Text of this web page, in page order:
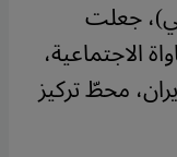
جعلت
الاجتماعية،
محطّ تركيز